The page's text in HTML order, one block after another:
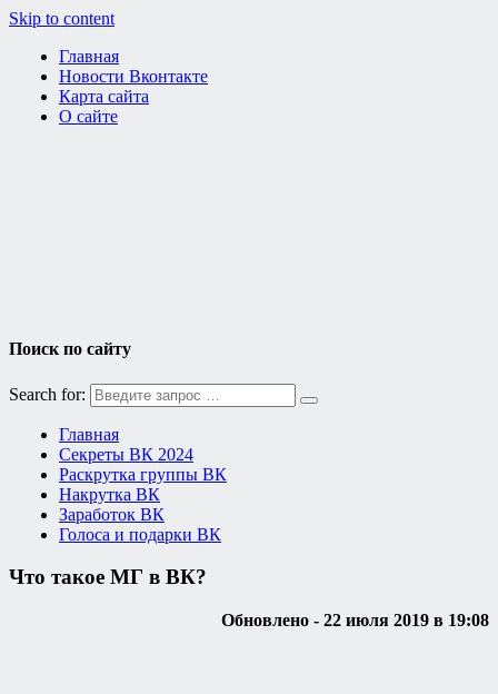
Skip to content
Главная
Новости Вконтакте
Карта сайта
О сайте
Поиск по сайту
Search for:
Главная
Секреты ВК 2024
Раскрутка группы ВК
Накрутка ВК
Заработок ВК
Голоса и подарки ВК
Что такое МГ в ВК?
Обновлено - 22 июля 2019 в 19:08